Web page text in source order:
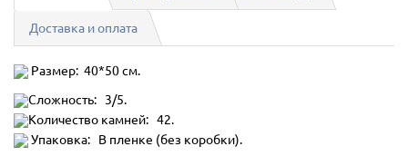
Доставка и оплата
Размер: 40*50 см.
Сложность: 3/5.
Количество камней: 42.
Упаковка: В пленке (без коробки).